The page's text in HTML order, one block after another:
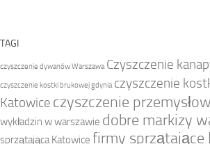
TAGI
czyszczenie dywanów Warszawa Czyszczenie
czyszczenie kostki brukowej gdynia czyszczenie
Katowice czyszczenie
wykładzin w warszawie dobre markizy
sprzątająca Katowice firmy sprzątające